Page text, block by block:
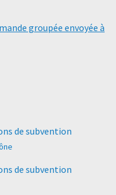
groupée envoyée à
de subvention
de subvention